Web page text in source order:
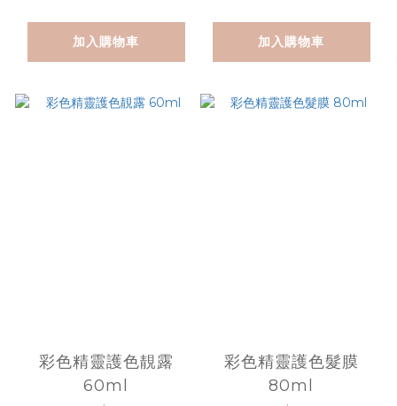
加入購物車 加入購物車
彩色精靈護色靚露
60ml
彩色精靈護色髮膜
80ml